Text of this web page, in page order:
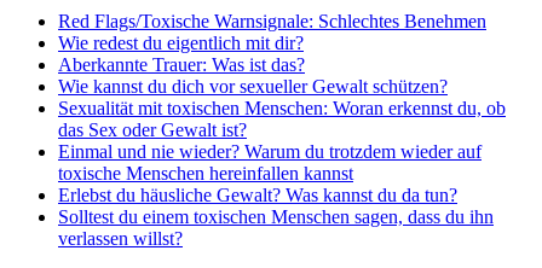
Red Flags/Toxische Warnsignale: Schlechtes Benehmen
Wie redest du eigentlich mit dir?
Aberkannte Trauer: Was ist das?
Wie kannst du dich vor sexueller Gewalt schützen?
Sexualität mit toxischen Menschen: Woran erkennst du, ob
das Sex oder Gewalt ist?
Einmal und nie wieder? Warum du trotzdem wieder auf
toxische Menschen hereinfallen kannst
Erlebst du häusliche Gewalt? Was kannst du da tun?
Solltest du einem toxischen Menschen sagen, dass du ihn
verlassen willst?